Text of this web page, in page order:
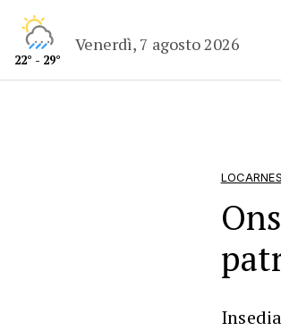
22° - 29°
Venerdì, 7 agosto 2026